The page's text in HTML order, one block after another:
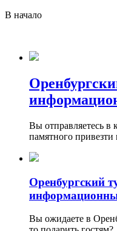
В начало
Вы отправляетесь в
памятного привезти
Оренбургский
Вы ожидаете в